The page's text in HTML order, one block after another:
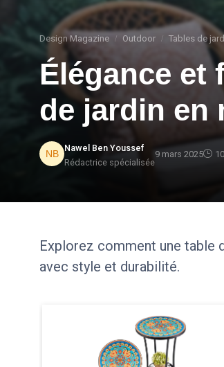
Design Magazine Outdoor Tables de
Élégance et
de jardin en
Nawel Ben Youssef
Rédactrice spécialisée
9 mars 2025
Explorez comment une table
avec style et durabilité.